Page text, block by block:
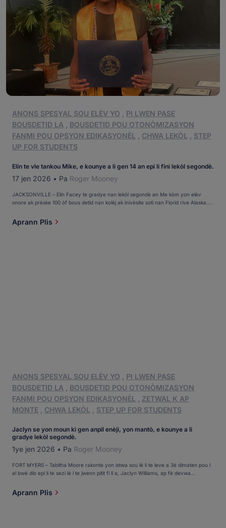
ANONS SPESYAL SOU ELÈV YO
PI LWEN PASE
BOUSDETID LA
BOUSDETID POU OTONÒMIZASYON
FANMI POU OPSYON EDIKASYONÈL
CHWA LEKÒL
STEP
UP FOR STUDENTS
Elin te vle tankou Mike, e kounye a li gen 14 an epi li fini lekòl segondè.
17 jen 2026 • Pa Roger Mooney
JACKSONVILLE – Elin Facey te gradye nan lekòl segondè an Me kòm yon elèv
onore ak prèske 100 òf bous detid nan kolèj ak inivèsite soti nan Florid rive Alaska.
moun ki te asiste gradyasyon Potter's House Christian Academy lè dènye […]
Aprann Plis
ANONS SPESYAL SOU ELÈV YO
PI LWEN PASE
BOUSDETID LA
BOUSDETID POU OTONÒMIZASYON
FANMI POU OPSYON EDIKASYONÈL
ZETWAL K AP
MONTE
CHWA LEKÒL STEP UP FOR STUDENTS
Jaclyn se yon moun ki gen anpil enèji, yon mantò, e kounye a li
gradye lekòl segondè.
1ye jen 2026 • Pa Roger Mooney
FORT MYERS – Tabitha Moore rakonte yon istwa sou lè li te leve a 3è dimaten pou l
al bwè dlo epi li te sezi lè l te jwenn pitit fi li a, Jaclyn Williams, ap fè devwa
jounen l epi li te jwenn Jaclyn ap fè devwa matematik. Ki sa […]
Aprann Plis